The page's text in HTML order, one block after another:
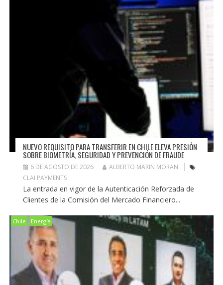
NUEVO REQUISITO PARA TRANSFERIR EN CHILE ELEVA PRESIÓN
SOBRE BIOMETRÍA, SEGURIDAD Y PREVENCIÓN DE FRAUDE
6 DE AGOSTO DE 2026
ALBERTO MARIN MORAN
CLAI PAYMENTS
La entrada en vigor de la Autenticación Reforzada de
Clientes de la Comisión del Mercado Financiero...
Chile Energía